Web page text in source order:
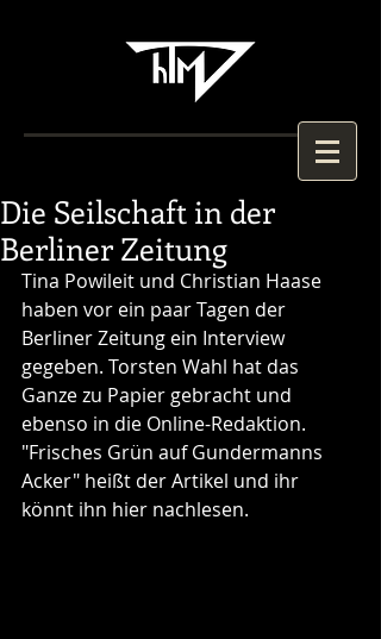
Die Seilschaft in der
Berliner Zeitung
Tina Powileit und Christian Haase
haben vor ein paar Tagen der
Berliner Zeitung ein Interview
gegeben. Torsten Wahl hat das
Ganze zu Papier gebracht und
ebenso in die Online-Redaktion.
"Frisches Grün auf Gundermanns
Acker" heißt der Artikel und ihr
könnt ihn hier nachlesen.